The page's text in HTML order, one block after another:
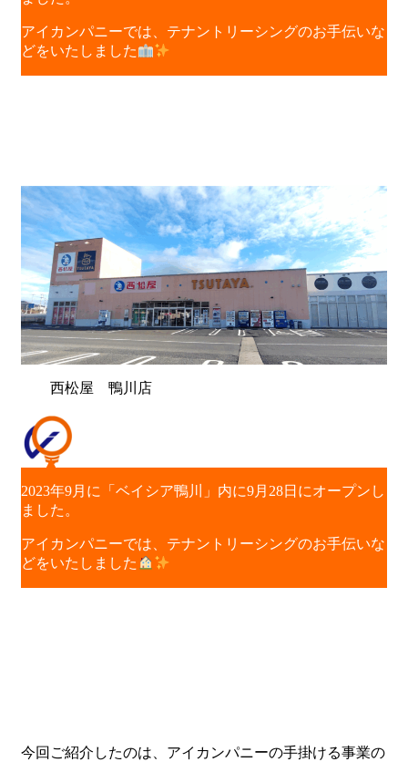
アイカンパニーでは、テナントリーシングのお手伝いな
どをいたしました
西松屋 鴨川店
2023年9月に「ベイシア鴨川」内に9月28日にオープンし
ました。
アイカンパニーでは、テナントリーシングのお手伝いな
どをいたしました
今回ご紹介したのは、アイカンパニーの手掛ける事業の